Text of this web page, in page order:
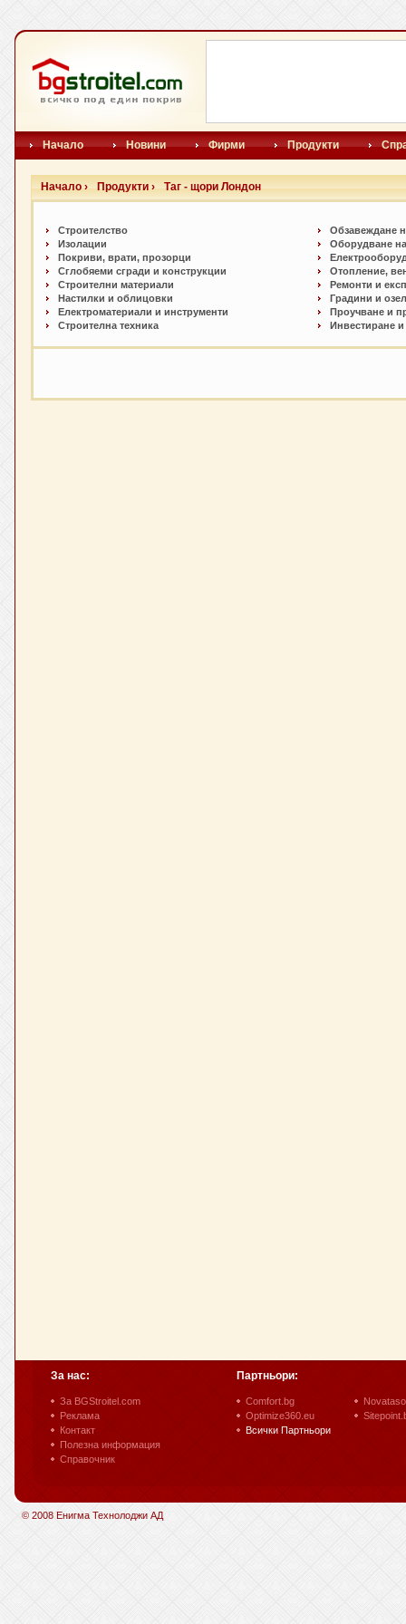
Начало Новини Фирми Продукти
Начало › Продукти › Таг - щори Лондон
Строителство
Изолации
Покриви, врати, прозорци
Сглобяеми сгради и конструкции
Строителни материали
Настилки и облицовки
Електроматериали и инструменти
Строителна техника
Обзавеждане
Оборудване
Отопление,
Ремонти и
Градини и
Проучване и
Инвестиране
За нас:
За BGStroitel.com
Реклама
Контакт
Полезна информация
Справочник
Партньори:
Comfort.bg
Optimize360.eu
Всички Партньори
© 2008 Енигма Технолоджи АД